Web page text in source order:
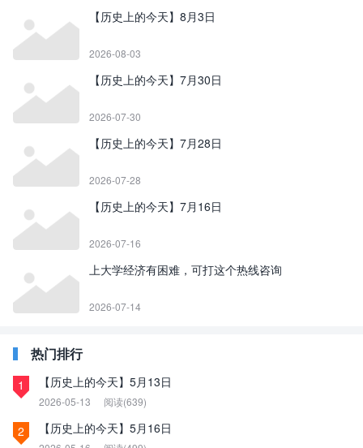
【历史上的今天】8月3日
2026-08-03
【历史上的今天】7月30日
2026-07-30
【历史上的今天】7月28日
2026-07-28
【历史上的今天】7月16日
2026-07-16
上大学经济有困难，可打这个热线咨询
2026-07-14
热门排行
1 【历史上的今天】5月13日
2026-05-13 阅读(639)
2 【历史上的今天】5月16日